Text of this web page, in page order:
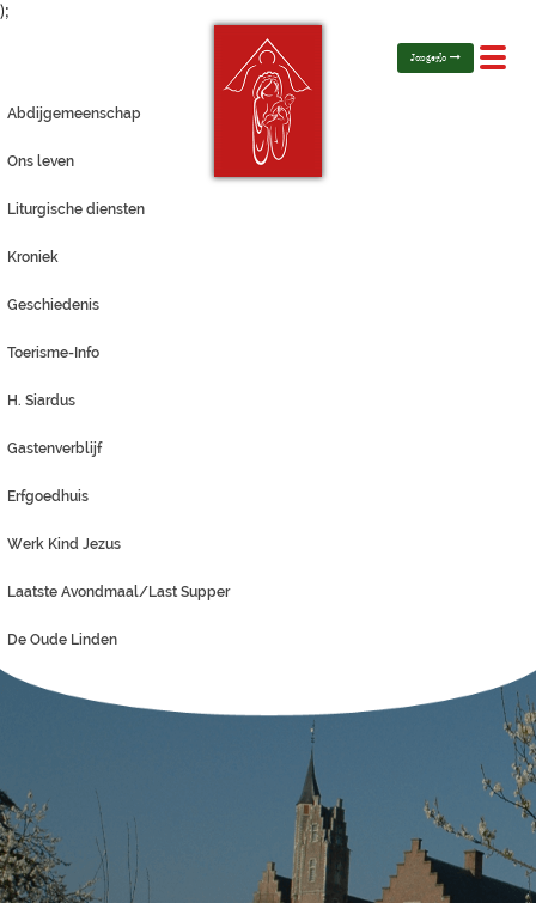
);
Toggle
Jongerlo
Abdijgemeenschap
Ons leven
Liturgische diensten
Kroniek
Geschiedenis
Toerisme-Info
H. Siardus
Gastenverblijf
Erfgoedhuis
Werk Kind Jezus
Laatste Avondmaal/Last Supper
De Oude Linden